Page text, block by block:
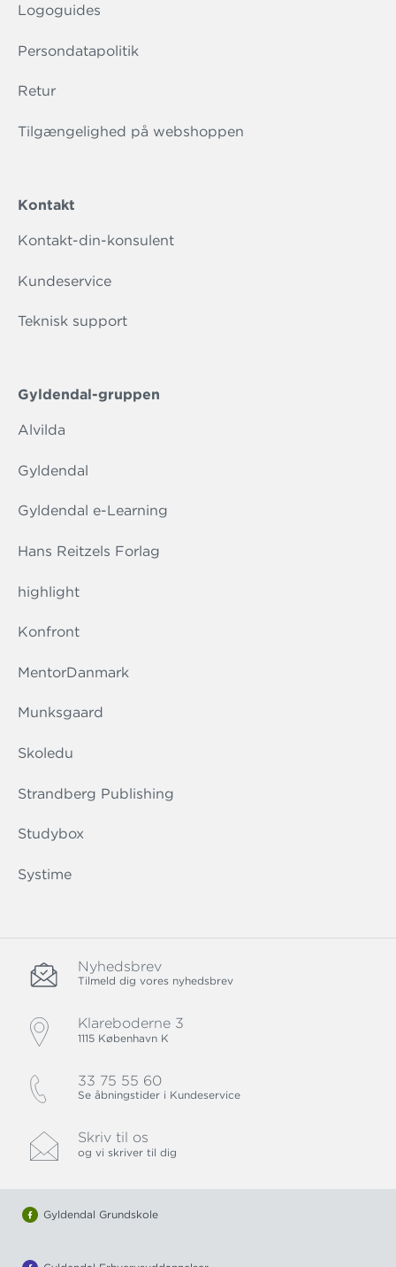
Logoguides
Persondatapolitik
Retur
Tilgængelighed på webshoppen
Kontakt
Kontakt-din-konsulent
Kundeservice
Teknisk support
Gyldendal-gruppen
Alvilda
Gyldendal
Gyldendal e-Learning
Hans Reitzels Forlag
highlight
Konfront
MentorDanmark
Munksgaard
Skoledu
Strandberg Publishing
Studybox
Systime
Nyhedsbrev
Tilmeld dig vores nyhedsbrev
Klareboderne 3
1115 København K
33 75 55 60
Se åbningstider i Kundeservice
Skriv til os
og vi skriver til dig
Gyldendal Grundskole